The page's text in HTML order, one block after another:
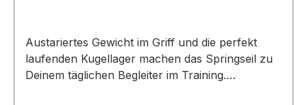
Austariertes Gewicht im Griff und die perfekt
laufenden Kugellager machen das Springseil zu
Deinem täglichen Begleiter im Training.